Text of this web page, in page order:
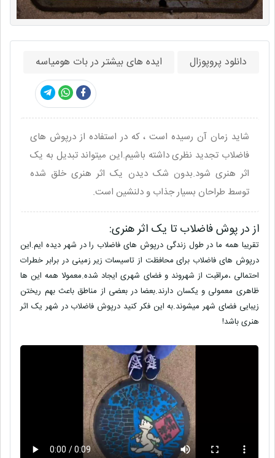
دانلود پروپوزال ایده های بیشتر در بات هومیاسه
شاید زمان آن رسیده است ، که در استفاده از درپوش های
فاضلاب تجدید نظری داشته باشیم.این میتواند تبدیل به یک
اثر هنری شود.بدون شک دیدن یک اثر هنری خلق شده
توسط طراحان بسیار جذاب و دلنشین است.
از در پوشفاضلاب تا یک اثر هنری:
تقریبا همه ما در طول زندگی درپوش های فاضلاب را در شهر دیده ایم.این
درپوش های فاضلاب برای محافظت از تاسیسات زیر زمینی در برابر خطرات
احتمالی ،مراقبت از شهروند و فضای شهری ایجاد شده.معمولا همه این ها
ظاهری معمولی و یکسان دارند.بعضا در بعضی از مناطق باعث بهم ریختن
زیبایی فضای شهر میشوند.به این فکر کنید درپوش فاضلاب در شهر یک اثر
هنری باشد!